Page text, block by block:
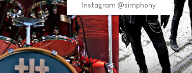
Instagram @simphony